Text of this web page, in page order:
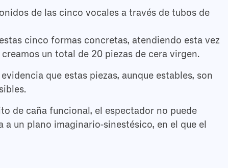
de las cinco vocales a través de tubos de
cinco formas concretas, atendiendo esta vez
un total de 20 piezas de cera virgen.
que estas piezas, aunque estables, son
de caña funcional, el espectador no puede
un plano imaginario-sinestésico, en el que el